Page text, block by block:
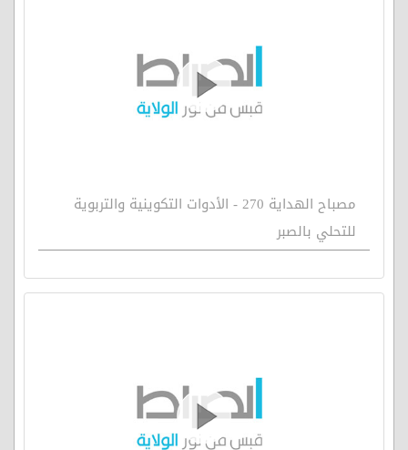
مصباح الهداية 270 - الأدوات التكوينية والتربوية
للتحلي بالصبر